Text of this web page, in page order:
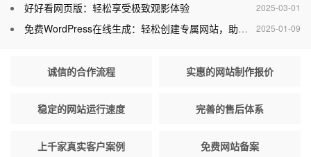
2025-03-01
好好看网页版：轻松享受极致观影体验
2025-01-09
免费WordPress在线生成：轻松创建专属网站，助力个人与企业腾飞
诚信的合作流程 实惠的网站制作报价
稳定的网站运行速度 完善的售后体系
上千家真实客户案例 免费网站备案